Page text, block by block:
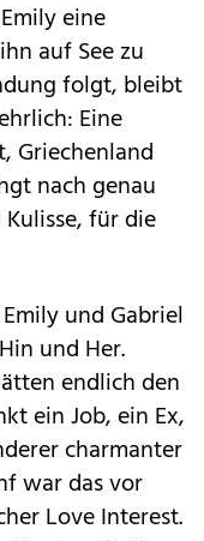
eine
auf See zu
folgt, bleibt
Eine
Griechenland
nach genau
für die
und Gabriel
und Her.
endlich den
ein Job, ein Ex,
charmanter
war das vor
Love Interest.